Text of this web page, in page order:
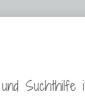
Suchthilfe